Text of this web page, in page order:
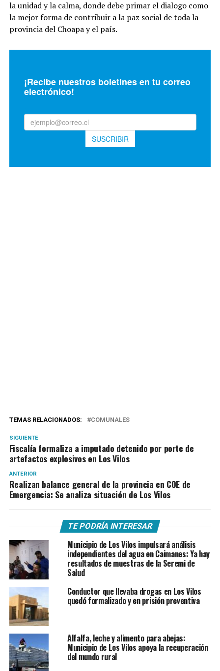
la unidad y la calma, donde debe primar el dialogo como
la mejor forma de contribuir a la paz social de toda la
provincia del Choapa y el país.
TEMAS RELACIONADOS: COMUNALES
SIGUIENTE
Fiscalía formaliza a imputado detenido por porte de
artefactos explosivos en Los Vilos
ANTERIOR
Realizan balance general de la provincia en COE de
Emergencia: Se analiza situación de Los Vilos
TE PODRÍA INTERESAR
Municipio de Los Vilos impulsará análisis
independientes del agua en Caimanes: Ya hay
resultados de muestras de la Seremi de
Salud
Conductor que llevaba drogas en Los Vilos
quedó formalizado y en prisión preventiva
Alfalfa, leche y alimento para abejas:
Municipio de Los Vilos apoya la recuperación
del mundo rural